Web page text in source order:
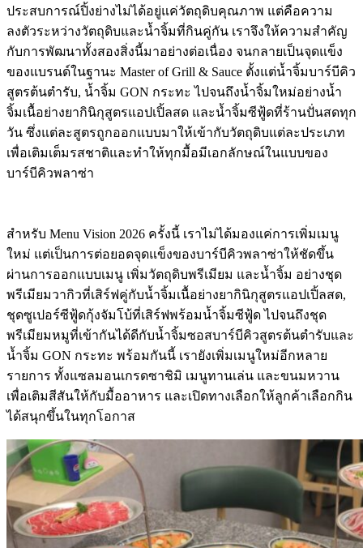
ประสบการณ์ปิ้งย่างไม่ได้อยู่แค่วัตถุดิบคุณภาพ แต่คือความ
ลงตัวระหว่างวัตถุดิบและน้ำจิ้มที่กินคู่กัน เราจึงให้ความสำคัญ
กับการพัฒนาทั้งสองสิ่งนี้มาอย่างต่อเนื่อง จนกลายเป็นจุดแข็ง
ของแบรนด์ในฐานะ Master of Grill & Sauce ตั้งแต่น้ำจิ้มบาร์บีคิว
สูตรต้นตำรับ, น้ำจิ้ม GON กระทะ ไปจนถึงน้ำจิ้มใหม่อย่างน้ำ
จิ้มเนื้อย่างยากินิกุสูตรแอปเปิ้ลสด และน้ำจิ้มซีฟู้ดที่ร้านปั่นสดทุก
วัน ซึ่งแต่ละสูตรถูกออกแบบมาให้เข้ากับวัตถุดิบแต่ละประเภท
เพื่อเติมเต็มรสชาติและทำให้ทุกมื้อมีเอกลักษณ์ในแบบของ
บาร์บีคิวพลาซ่า
สำหรับ Menu Vision 2026 ครั้งนี้ เราไม่ได้มองแค่การเพิ่มเมนู
ใหม่ แต่เป็นการต่อยอดจุดแข็งของบาร์บีคิวพลาซ่าให้ชัดขึ้น
ผ่านการออกแบบเมนู เพิ่มวัตถุดิบพรีเมียม และน้ำจิ้ม อย่างชุด
พรีเมียมวากิวที่เสิร์ฟคู่กับน้ำจิ้มเนื้อย่างยากินิกุสูตรแอปเปิ้ลสด,
ชุดซูเปอร์ซีฟู้ดกุ้งจัมโบ้ที่เสิร์ฟพร้อมน้ำจิ้มซีฟู้ด ไปจนถึงชุด
พรีเมียมหมูที่เข้ากันได้ดีกับน้ำจิ้มซอสบาร์บีคิวสูตรต้นตำรับและ
น้ำจิ้ม GON กระทะ พร้อมกันนี้ เรายังเพิ่มเมนูใหม่อีกหลาย
รายการ ทั้งแซลมอนเกรดซาชิมิ เมนูทานเล่น และขนมหวาน
เพื่อเติมสีสันให้กับมื้ออาหาร และเปิดทางเลือกให้ลูกค้าเลือกกิน
ได้สนุกขึ้นในทุกโอกาส